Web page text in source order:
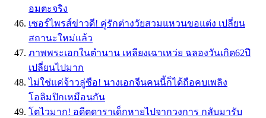
อมตะจริง
เซอร์ไพรส์ข่าวดี! คู่รักต่างวัยสวมแหวนขอแต่ง เปลี่ยน
สถานะใหม่แล้ว
ภาพพระเอกในตำนาน เหลียงเฉาเหว่ย ฉลองวันเกิด62ปี
เปลี่ยนไปมาก
ไม่ใช่แค่จ้าวลู่ซือ! นางเอกจีนคนนี้ก็ได้ถือคบเพลิง
โอลิมปิกเหมือนกัน
โตไวมาก! อดีตดาราเด็กหายไปจากวงการ กลับมารับ